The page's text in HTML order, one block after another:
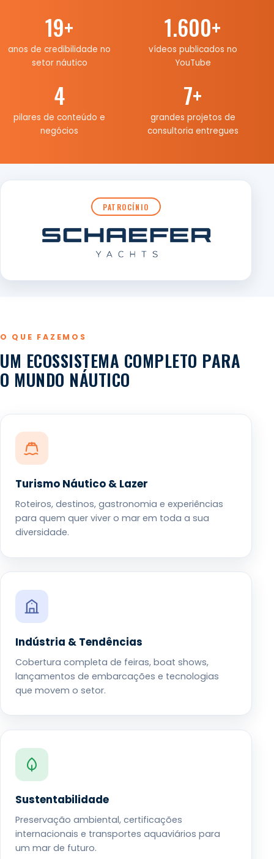
19+
anos de credibilidade no
setor náutico
1.600+
vídeos publicados no
YouTube
4
pilares de conteúdo e
negócios
7+
grandes projetos de
consultoria entregues
PATROCÍNIO
O QUE FAZEMOS
UM ECOSSISTEMA COMPLETO PARA
O MUNDO NÁUTICO
Turismo Náutico & Lazer
Roteiros, destinos, gastronomia e experiências
para quem quer viver o mar em toda a sua
diversidade.
Indústria & Tendências
Cobertura completa de feiras, boat shows,
lançamentos de embarcações e tecnologias
que movem o setor.
Sustentabilidade
Preservação ambiental, certificações
internacionais e transportes aquaviários para
um mar de futuro.